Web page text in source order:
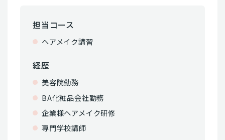
担当コース
ヘアメイク講習
経歴
美容院勤務
BA化粧品会社勤務
企業様ヘアメイク研修
専門学校講師